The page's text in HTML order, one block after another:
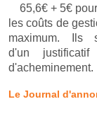
65,6€ + 5€
les coûts de
maximum. Ils
d'un
d'acheminement.
Le Journal